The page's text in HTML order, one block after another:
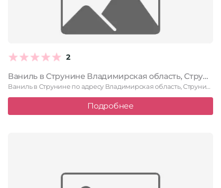
2
Ваниль в Струнине Владимирская область, Струнино, Заречная улица, 3
Ваниль в Струнине по адресу Владимирская область, Струнино, Заречная улица, …
Подробнее